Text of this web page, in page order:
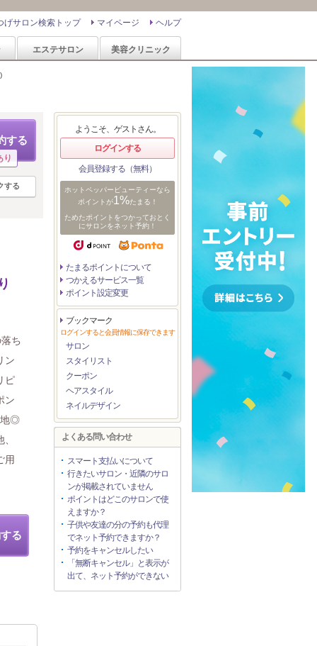
ヘルプ
マイページ
げサロン検索トップ
エステサロン 美容クリニック
する
り
する
ち
ン
ピ
ン
地◎
用
る
ようこそ、ゲストさん。
ログインする
会員登録する（無料）
ホットペッパービューティーなら
ポイントが1%たまる！
ためたポイントをつかっておとく
にサロンをネット予約！
たまるポイントについて
つかえるサービス一覧
ポイント設定変更
ブックマーク
ログインすると会員情報に保存できます
サロン
スタイリスト
クーポン
ヘアスタイル
ネイルデザイン
よくある問い合わせ
スマート支払いについて
行きたいサロン・近隣のサロ
ンが掲載されていません
ポイントはどこのサロンで使
えますか？
子供や友達の分の予約も代理
でネット予約できますか？
予約をキャンセルしたい
「無断キャンセル」と表示が
出て、ネット予約ができない